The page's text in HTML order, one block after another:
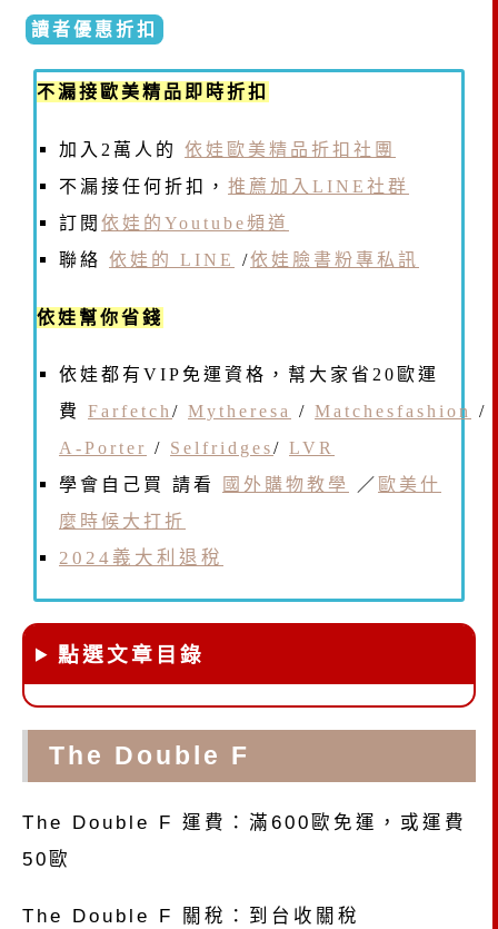
讀者優惠折扣
不漏接歐美精品即時折扣
加入2萬人的 依娃歐美精品折扣社團
不漏接任何折扣， 推薦加入LINE社群
訂閱 依娃的Youtube頻道
聯絡 依娃的 LINE /依娃臉書粉專私訊
依娃幫你省錢
依娃都有VIP免運資格，幫大家省20歐運
費 Farfetch / Mytheresa / Matchesfashion /
A-Porter / Selfridges/ LVR
學會自己買 請看
國外購物教學 ／ 歐美什
麼時候大打折
2024義大利退稅
點選文章目錄
The Double F
The Double F 運費：滿600歐免運，或運費
50歐
The Double F 關稅：到台收關稅